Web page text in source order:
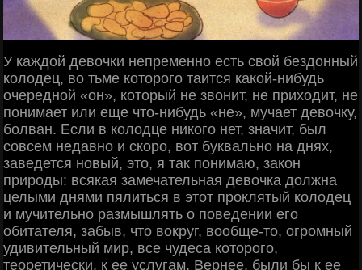
У каждой девочки непременно есть свой бездонный
колодец, во тьме которого таится какой-нибудь
очередной «он», который не звонит, не приходит, не
понимает или еще что-нибудь «не», мучает девочку,
болван. Если в колодце никого нет, значит, был
совсем недавно и скоро, вот буквально на днях,
заведется новый, это, я так понимаю, закон
природы: всякая замечательная девочка должна
целыми днями пялиться в этот проклятый колодец
и мучительно размышлять о поведении его
обитателя, забыв, что вокруг, вообще-то, огромный
удивительный мир, все чудеса которого,
теоретически, к ее услугам. Вернее, были бы к ее